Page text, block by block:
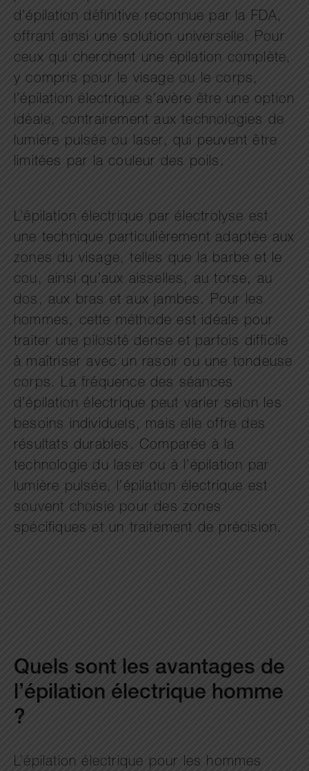
d’épilation définitive reconnue par la FDA,
offrant ainsi une solution universelle. Pour
ceux qui cherchent une épilation complète,
y compris pour le visage ou le corps,
l’épilation électrique s’avère être une option
idéale, contrairement aux technologies de
lumière pulsée ou laser, qui peuvent être
limitées par la couleur des poils.
L’épilation électrique par électrolyse est
une technique particulièrement adaptée aux
zones du visage, telles que la barbe et le
cou, ainsi qu’aux aisselles, au torse, au
dos, aux bras et aux jambes. Pour les
hommes, cette méthode est idéale pour
traiter une pilosité dense et parfois difficile
à maîtriser avec un rasoir ou une tondeuse
corps. La fréquence des séances
d’épilation électrique peut varier selon les
besoins individuels, mais elle offre des
résultats durables. Comparée à la
technologie du laser ou à l’épilation par
lumière pulsée, l’épilation électrique est
souvent choisie pour des zones
spécifiques et un traitement de précision.
Quels sont les avantages de
l’épilation électrique homme
?
L’épilation électrique pour les hommes